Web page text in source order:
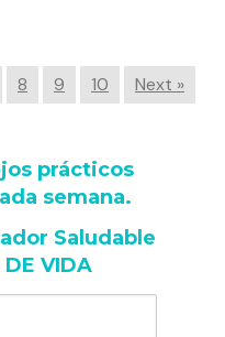
8 9 10 Next »
prácticos
semana.
Saludable
VIDA